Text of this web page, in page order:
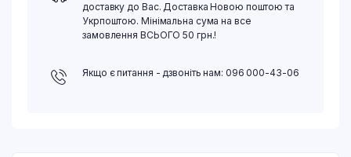
доставку до Вас. Доставка Новою поштою та
Укрпоштою. Мінімальна сума на все
замовлення ВСЬОГО 50 грн.!
Якщо є питання - дзвоніть нам: 096 000-43-06